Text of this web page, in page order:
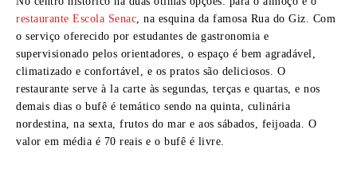
restaurante Escola Senac, na esquina da famosa Rua do Giz. Com
o serviço oferecido por estudantes de gastronomia e
supervisionado pelos orientadores, o espaço é bem agradável,
climatizado e confortável, e os pratos são deliciosos. O
restaurante serve à la carte às segundas, terças e quartas, e nos
demais dias o bufê é temático sendo na quinta, culinária
nordestina, na sexta, frutos do mar e aos sábados, feijoada. O
valor em média é 70 reais e o bufê é livre.